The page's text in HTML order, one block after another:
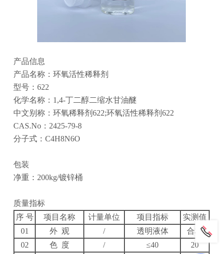
产品信息
产品名称：环氧活性稀释剂
型号：622
化学名称：1,4-丁二醇二缩水甘油醚
中文别称：环氧稀释剂622;环氧活性稀释剂622
CAS.No：2425-79-8
分子式：C4H8N6O
包装
净重：200kg/镀锌桶
质量指标
序 号
项目名称 计量单位 项目指标
实测值
01
外 观 / 透明液体
合格
02
色 度 / ≤40 20